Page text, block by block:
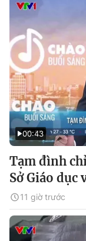
00:43
Tạm đình
Sở Giáo dục
11 giờ trước